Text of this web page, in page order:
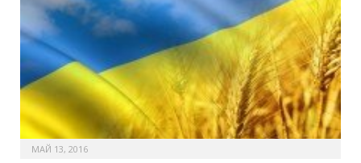
МАЙ 13, 2016